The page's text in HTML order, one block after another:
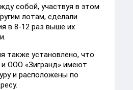
собой, участвуя в этом
лотам, сделали
в 8-12 раз выше их
также установлено, что
ООО «Зигранд» имеют
и расположены по